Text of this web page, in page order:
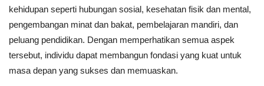
kehidupan seperti hubungan sosial, kesehatan fisik dan mental,
pengembangan minat dan bakat, pembelajaran mandiri, dan
peluang pendidikan. Dengan memperhatikan semua aspek
tersebut, individu dapat membangun fondasi yang kuat untuk
masa depan yang sukses dan memuaskan.